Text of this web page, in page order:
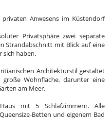
Anwesens im Küstendorf
Privatsphäre zwei separate
Strandabschnitt mit Blick auf eine
sich haben.
Architekturstil gestaltet
Wohnfläche, darunter eine
am Meer.
mit 5 Schlafzimmern. Alle
Betten und eigenem Bad